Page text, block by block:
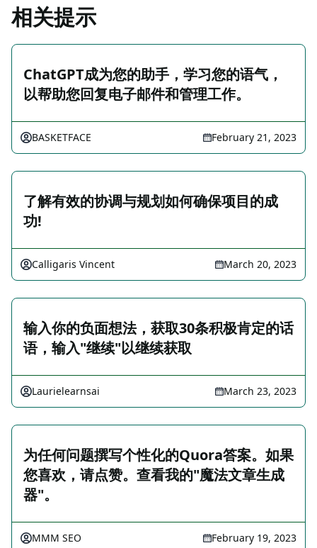
相关提示
ChatGPT成为您的助手，学习您的语气，
以帮助您回复电子邮件和管理工作。
BASKETFACE February 21, 2023
了解有效的协调与规划如何确保项目的成
功!
Calligaris Vincent March 20, 2023
输入你的负面想法，获取30条积极肯定的话
语，输入"继续"以继续获取
Laurielearnsai March 23, 2023
为任何问题撰写个性化的Quora答案。如果
您喜欢，请点赞。查看我的"魔法文章生成
器"。
MMM SEO February 19, 2023